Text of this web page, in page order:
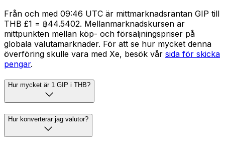
Från och med 09:46 UTC är mittmarknadsräntan GIP till
THB £1 = ฿44.5402. Mellanmarknadskursen är
mittpunkten mellan köp- och försäljningspriser på
globala valutamarknader. För att se hur mycket denna
överföring skulle vara med Xe, besök vår sida för skicka
pengar.
Hur mycket är 1 GIP i THB?
Hur konverterar jag valutor?